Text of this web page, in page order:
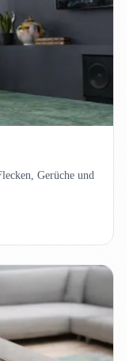
Gerüche und